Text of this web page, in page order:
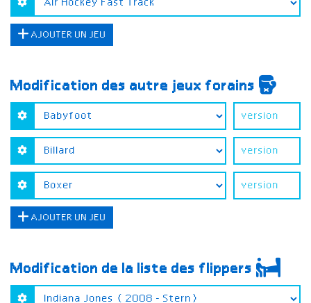
AJOUTER UN JEU
Modification des autre jeux forains
AJOUTER UN JEU
Modification de la liste des flippers